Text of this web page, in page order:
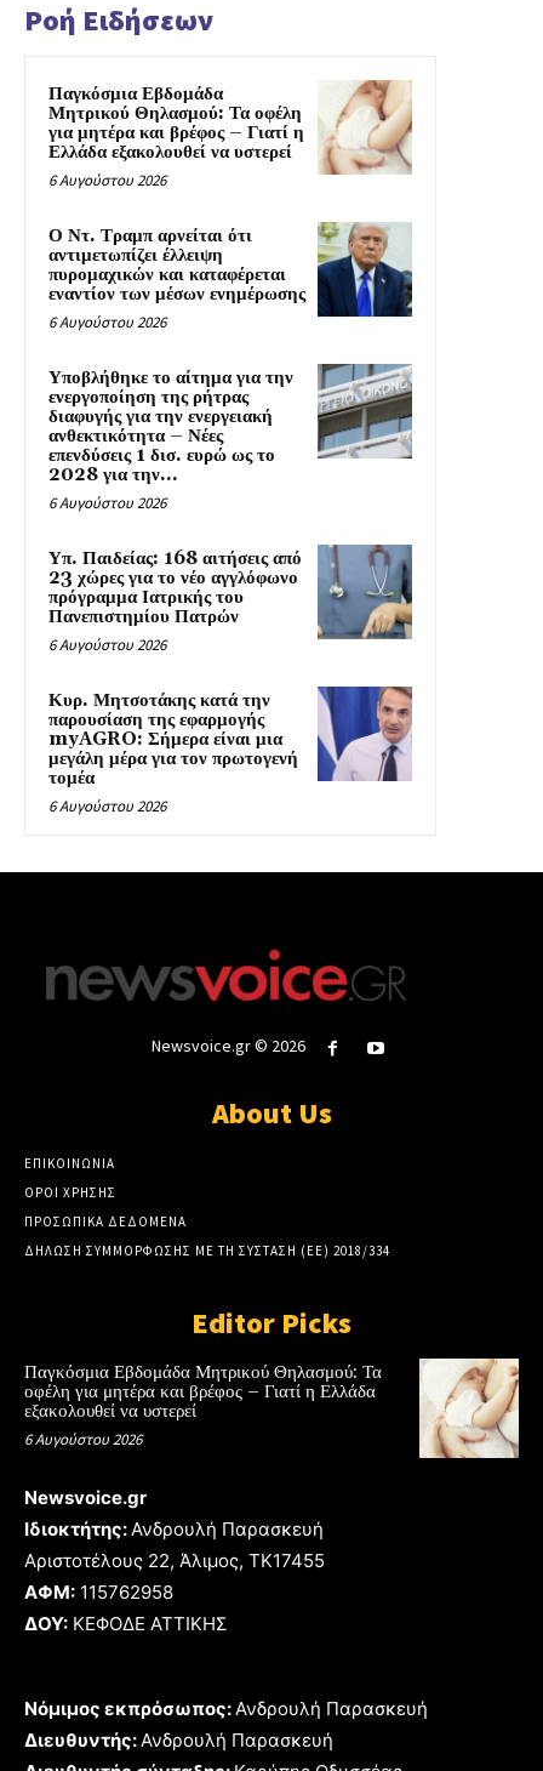
Ροή Ειδήσεων
Παγκόσμια Εβδομάδα
Μητρικού Θηλασμού: Τα οφέλη
για μητέρα και βρέφος – Γιατί η
Ελλάδα εξακολουθεί να υστερεί
6 Αυγούστου 2026
Ο Ντ. Τραμπ αρνείται ότι
αντιμετωπίζει έλλειψη
πυρομαχικών και καταφέρεται
εναντίον των μέσων ενημέρωσης
6 Αυγούστου 2026
Υποβλήθηκε το αίτημα για την
ενεργοποίηση της ρήτρας
διαφυγής για την ενεργειακή
ανθεκτικότητα – Νέες
επενδύσεις 1 δισ. ευρώ ως το
2028 για την...
6 Αυγούστου 2026
Υπ. Παιδείας: 168 αιτήσεις από
23 χώρες για το νέο αγγλόφωνο
πρόγραμμα Ιατρικής του
Πανεπιστημίου Πατρών
6 Αυγούστου 2026
Κυρ. Μητσοτάκης κατά την
παρουσίαση της εφαρμογής
myAGRO: Σήμερα είναι μια
μεγάλη μέρα για τον πρωτογενή
τομέα
6 Αυγούστου 2026
Newsvoice.gr © 2026
About Us
ΕΠΙΚΟΙΝΩΝΙΑ
ΟΡΟΙ ΧΡΗΣΗΣ
ΠΡΟΣΩΠΙΚΑ ΔΕΔΟΜΕΝΑ
ΔΗΛΩΣΗ ΣΥΜΜΟΡΦΩΣΗΣ ΜΕ ΤΗ ΣΥΣΤΑΣΗ (ΕΕ) 2018/334
Editor Picks
Παγκόσμια Εβδομάδα Μητρικού Θηλασμού: Τα
οφέλη για μητέρα και βρέφος – Γιατί η Ελλάδα
εξακολουθεί να υστερεί
6 Αυγούστου 2026
Newsvoice.gr
Ιδιοκτήτης:Ανδρουλή Παρασκευή
Αριστοτέλους 22, Άλιμος, TK17455
ΑΦΜ: 115762958
ΔΟΥ: ΚΕΦΟΔΕ ΑΤΤΙΚΗΣ
Νόμιμος εκπρόσωπος:Ανδρουλή Παρασκευή
Διευθυντής:Ανδρουλή Παρασκευή